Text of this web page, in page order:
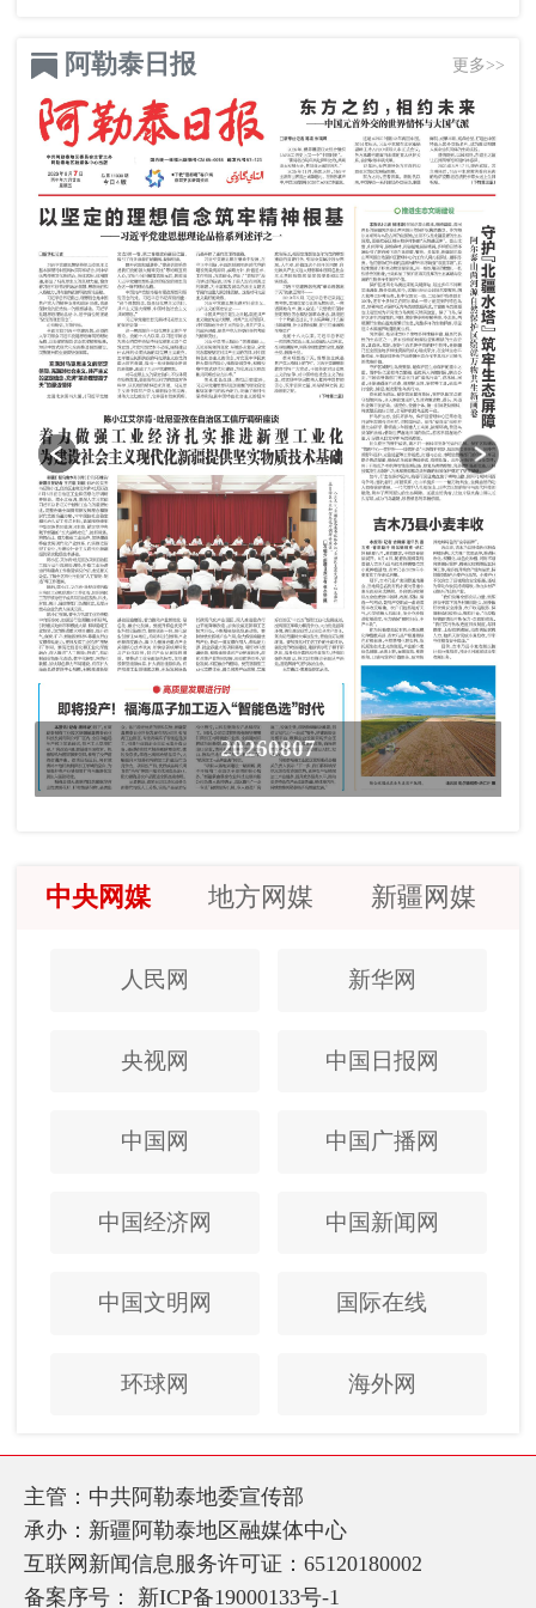
阿勒泰日报 更多>>
20260807
中央网媒 地方网媒 新疆网媒
人民网 新华网
央视网 中国日报网
中国网 中国广播网
中国经济网 中国新闻网
中国文明网 国际在线
环球网 海外网
主管：中共阿勒泰地委宣传部
承办：新疆阿勒泰地区融媒体中心
互联网新闻信息服务许可证：65120180002
备案序号： 新ICP备19000133号-1